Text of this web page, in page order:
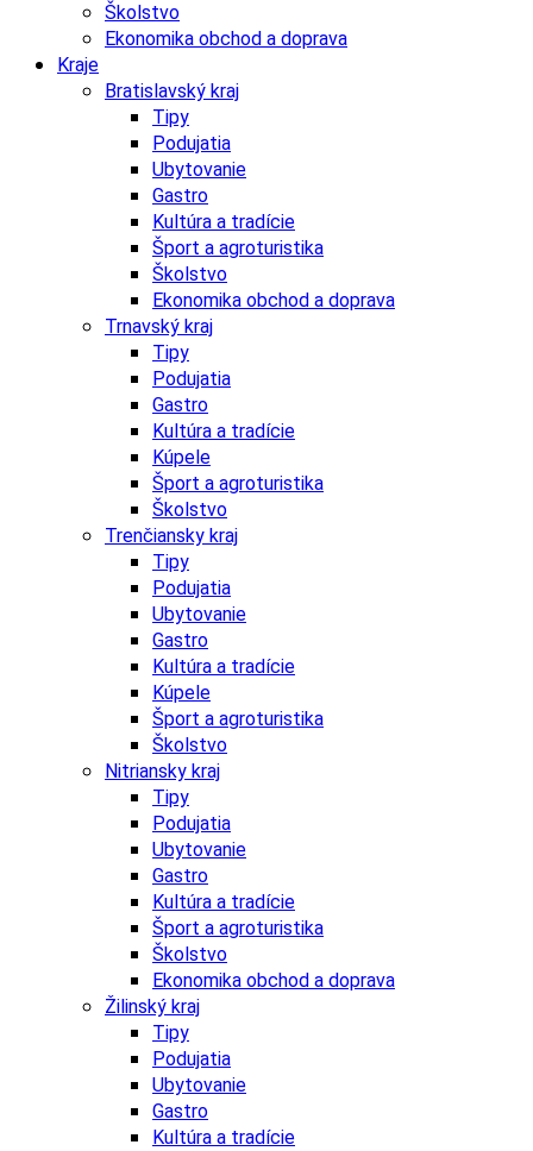
Školstvo
Ekonomika obchod a doprava
Kraje
Bratislavský kraj
Tipy
Podujatia
Ubytovanie
Gastro
Kultúra a tradície
Šport a agroturistika
Školstvo
Ekonomika obchod a doprava
Trnavský kraj
Tipy
Podujatia
Gastro
Kultúra a tradície
Kúpele
Šport a agroturistika
Školstvo
Trenčiansky kraj
Tipy
Podujatia
Ubytovanie
Gastro
Kultúra a tradície
Kúpele
Šport a agroturistika
Školstvo
Nitriansky kraj
Tipy
Podujatia
Ubytovanie
Gastro
Kultúra a tradície
Šport a agroturistika
Školstvo
Ekonomika obchod a doprava
Žilinský kraj
Tipy
Podujatia
Ubytovanie
Gastro
Kultúra a tradície